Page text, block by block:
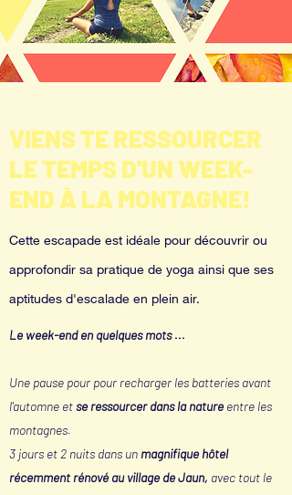
VIENS TE RESSOURCER
LE TEMPS D'UN WEEK-
END À LA MONTAGNE!
Cette escapade est idéale pour découvrir ou
approfondir sa pratique de yoga ainsi que ses
aptitudes d'escalade en plein air.
Le week-end en quelques mots ...
Une pause pour pour recharger les batteries avant
l'automne etse ressourcer dans la nature entre les
montagnes.
3 jours et 2 nuits dans un magnifique hôtel
récemment rénové au village de Jaun, avec tout le